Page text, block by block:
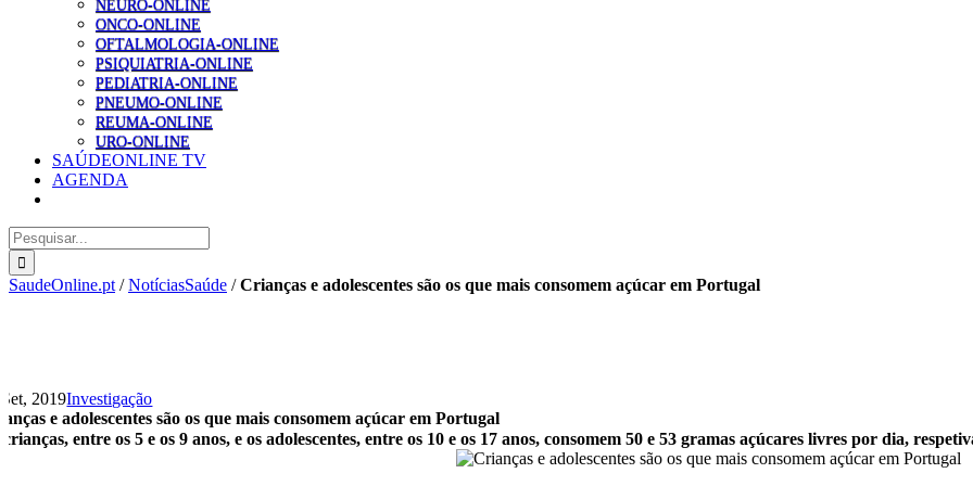
NEURO-ONLINE
ONCO-ONLINE
OFTALMOLOGIA-ONLINE
PSIQUIATRIA-ONLINE
PEDIATRIA-ONLINE
PNEUMO-ONLINE
REUMA-ONLINE
URO-ONLINE
SAÚDEONLINE TV
AGENDA
Pesquisar
SaudeOnline.pt /NotíciasSaúde /Crianças e adolescentes são os que mais consomem açúcar em Portugal
2019Investigação
e adolescentes são os que mais consomem açúcar em Portugal
entre os 5 e os 9 anos, e os adolescentes, entre os 10 e os 17 anos, consomem 50 e 53 gramas açúcares livres por dia,